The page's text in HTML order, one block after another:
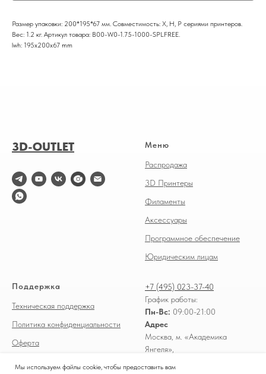
Мы используем файлы cookie, чтобы предоставить вам
Размер упаковки: 200*195*67 мм. Совместимость: Х, Н, Р сериями принтеров.
Вес: 1.2 кг. Артикул товара: B00-W0-1.75-1000-SPLFREE.
lwh: 195x200x67 mm
3D-OUTLET Меню
Распродажа
3D Принтеры
Филаменты
Аксессуары
Программное обеспечение
Юридическим лицам
Поддержка
Техническая поддержка
Политика конфиденциальности
Оферта
+7 (495) 023-37-40
График работы:
Пн-Вс: 09:00-21:00
Адрес
Москва, м. «Академика
Янгеля»,